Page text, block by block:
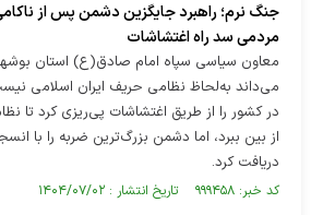
جنگ نرم؛ راهبرد جایگزین دشمن پس از
مردمی سد راه اغتشاشات
معاون سیاسی سپاه امام صادق(ع) استان
می‌داند به‌لحاظ نظامی حریف ایران اسلامی
در کشور را از طریق اغتشاشات پی‌ریزی کرد تا
از بین ببرد، اما دشمن بزرگ‌ترین ضربه را با
دریافت کرد.
کد خبر: ۹۹۹۴۵۸ تاریخ انتشار : ۱۴۰۴/۰۷/۰۲